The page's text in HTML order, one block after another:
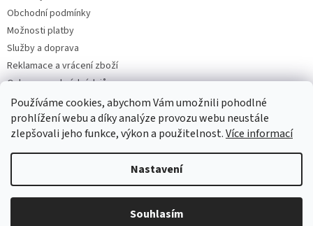
Používáme cookies, abychom Vám umožnili pohodlné
prohlížení webu a díky analýze provozu webu neustále
zlepšovali jeho funkce, výkon a použitelnost.Více informací
Nastavení
Souhlasím
Obchodní podmínky
Možnosti platby
Služby a doprava
Reklamace a vrácení zboží
Ochrana osobních údajů
Copyright 2026Matrace, postele, nábytek Benešov. Všechna
práva vyhrazena.Upravit nastavení cookies